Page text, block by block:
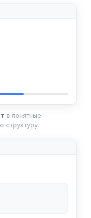
в понятные
структуру.